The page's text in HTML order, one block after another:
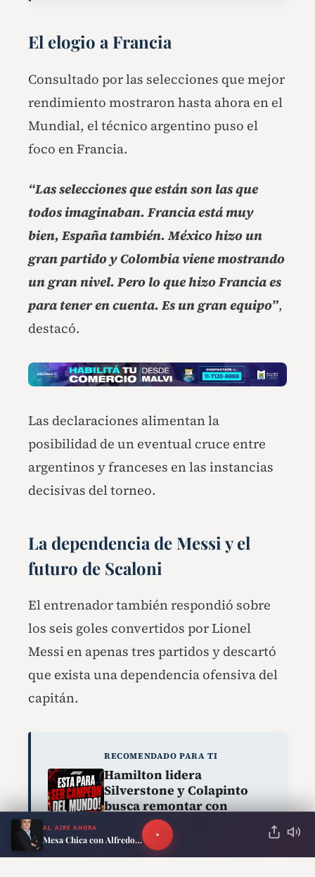
El elogio a Francia
Consultado por las selecciones que mejor
rendimiento mostraron hasta ahora en el
Mundial, el técnico argentino puso el
foco en Francia.
“Las selecciones que están son las que
todos imaginaban. Francia está muy
bien, España también. México hizo un
gran partido y Colombia viene mostrando
un gran nivel. Pero lo que hizo Francia es
para tener en cuenta. Es un gran equipo”,
destacó.
Las declaraciones alimentan la
posibilidad de un eventual cruce entre
argentinos y franceses en las instancias
decisivas del torneo.
La dependencia de Messi y el
futuro de Scaloni
El entrenador también respondió sobre
los seis goles convertidos por Lionel
Messi en apenas tres partidos y descartó
que exista una dependencia ofensiva del
capitán.
RECOMENDADO PARA TI
Hamilton lidera
Silverstone y Colapinto
busca remontar con
Alpine: todo sobre el GP de
Gran Bretaña 2026
AL AIRE AHORA
Mesa Chica con Alfredo Scoccimarro